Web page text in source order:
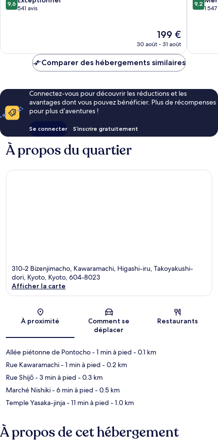
sur
9,6
541 avis
Le
nouveau
est
de
199 €
30 août - 31 août
Centre-
sur
9,2
1
Comparer des hébergements similaires
Connectez-vous pour découvrir les réductions et les
avantages dont vous pouvez bénéficier. Plus de récompenses
pour plus d’aventures !
Se connecter S’inscrire gratuitement
À propos du quartier
310-2 Bizenjimacho, Kawaramachi, Higashi-iru, Takoyakushi-
dori, Kyoto, Kyoto, 604-8023
Afficher la carte
À proximité
Comment se
déplacer
Restaurants
Allée piétonne de Pontocho- 1 min à pied - 0.1 km
Rue Kawaramachi- 1 min à pied - 0.2 km
Rue Shijō- 3 min à pied - 0.3 km
Marché Nishiki- 6 min à pied - 0.5 km
Temple Yasaka-jinja- 11 min à pied - 1.0 km
À propos de cet hébergement